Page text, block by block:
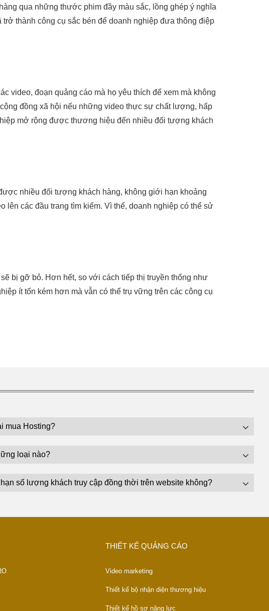
qua những thước phim đầy màu sắc, lồng ghép ý nghĩa
thành công cụ sắc bén để doanh nghiệp đưa thông điệp
video, đoạn quảng cáo mà họ yêu thích để xem mà không
đồng xã hội nếu những video thực sự chất lượng, hấp
mở rộng được thương hiệu đến nhiều đối tượng khách
nhiều đối tượng khách hàng, không giới hạn khoảng
lên các đầu trang tìm kiếm. Vì thế, doanh nghiệp có thể sử
bị gỡ bỏ. Hơn hết, so với cách tiếp thị truyền thống như
ít tốn kém hơn mà vẫn có thể trụ vững trên các công cụ
mua Hosting?
loại nào?
số lượng khách truy cập đồng thời trên website không?
THIẾT KẾ QUẢNG CÁO
Video marketing
Thiết kế bộ nhận diện thương hiệu
Thiết kế hồ sơ năng lực